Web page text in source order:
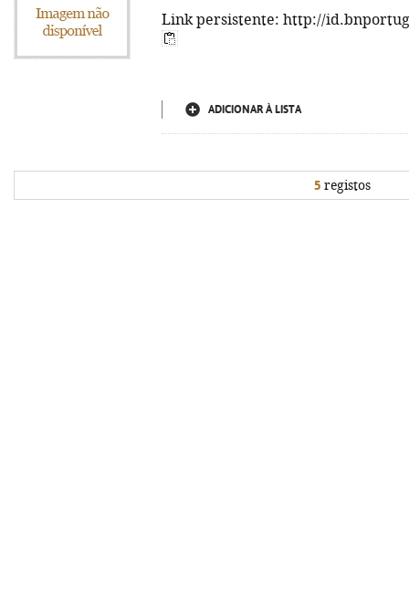
Link persistente: http://
ADICIONAR À LISTA
5 registos